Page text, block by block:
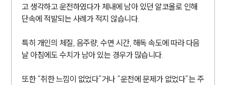
고 생각하고 운전하였다가 체내에 남아 있던 알코올로 인해
단속에 적발되는 사례가 적지 않습니다.
특히 개인의 체질, 음주량, 수면 시간, 해독 속도에 따라 다음
날 아침에도 수치가 남아 있는 경우가 많습니다.
또한 “취한 느낌이 없었다”거나 “운전에 문제가 없었다”는 주